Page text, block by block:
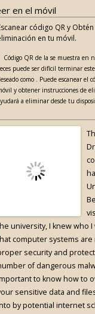
en el móvil
código QR y
en tu móvil.
Código QR de la se muestra en
puede ser difícil terminar
como . Puede escanear el
y obtener instrucciones de
a eliminar desde tu
university, I knew who
computer systems
security and
of dangerous
to know how to
sensitive data and
by potential internet